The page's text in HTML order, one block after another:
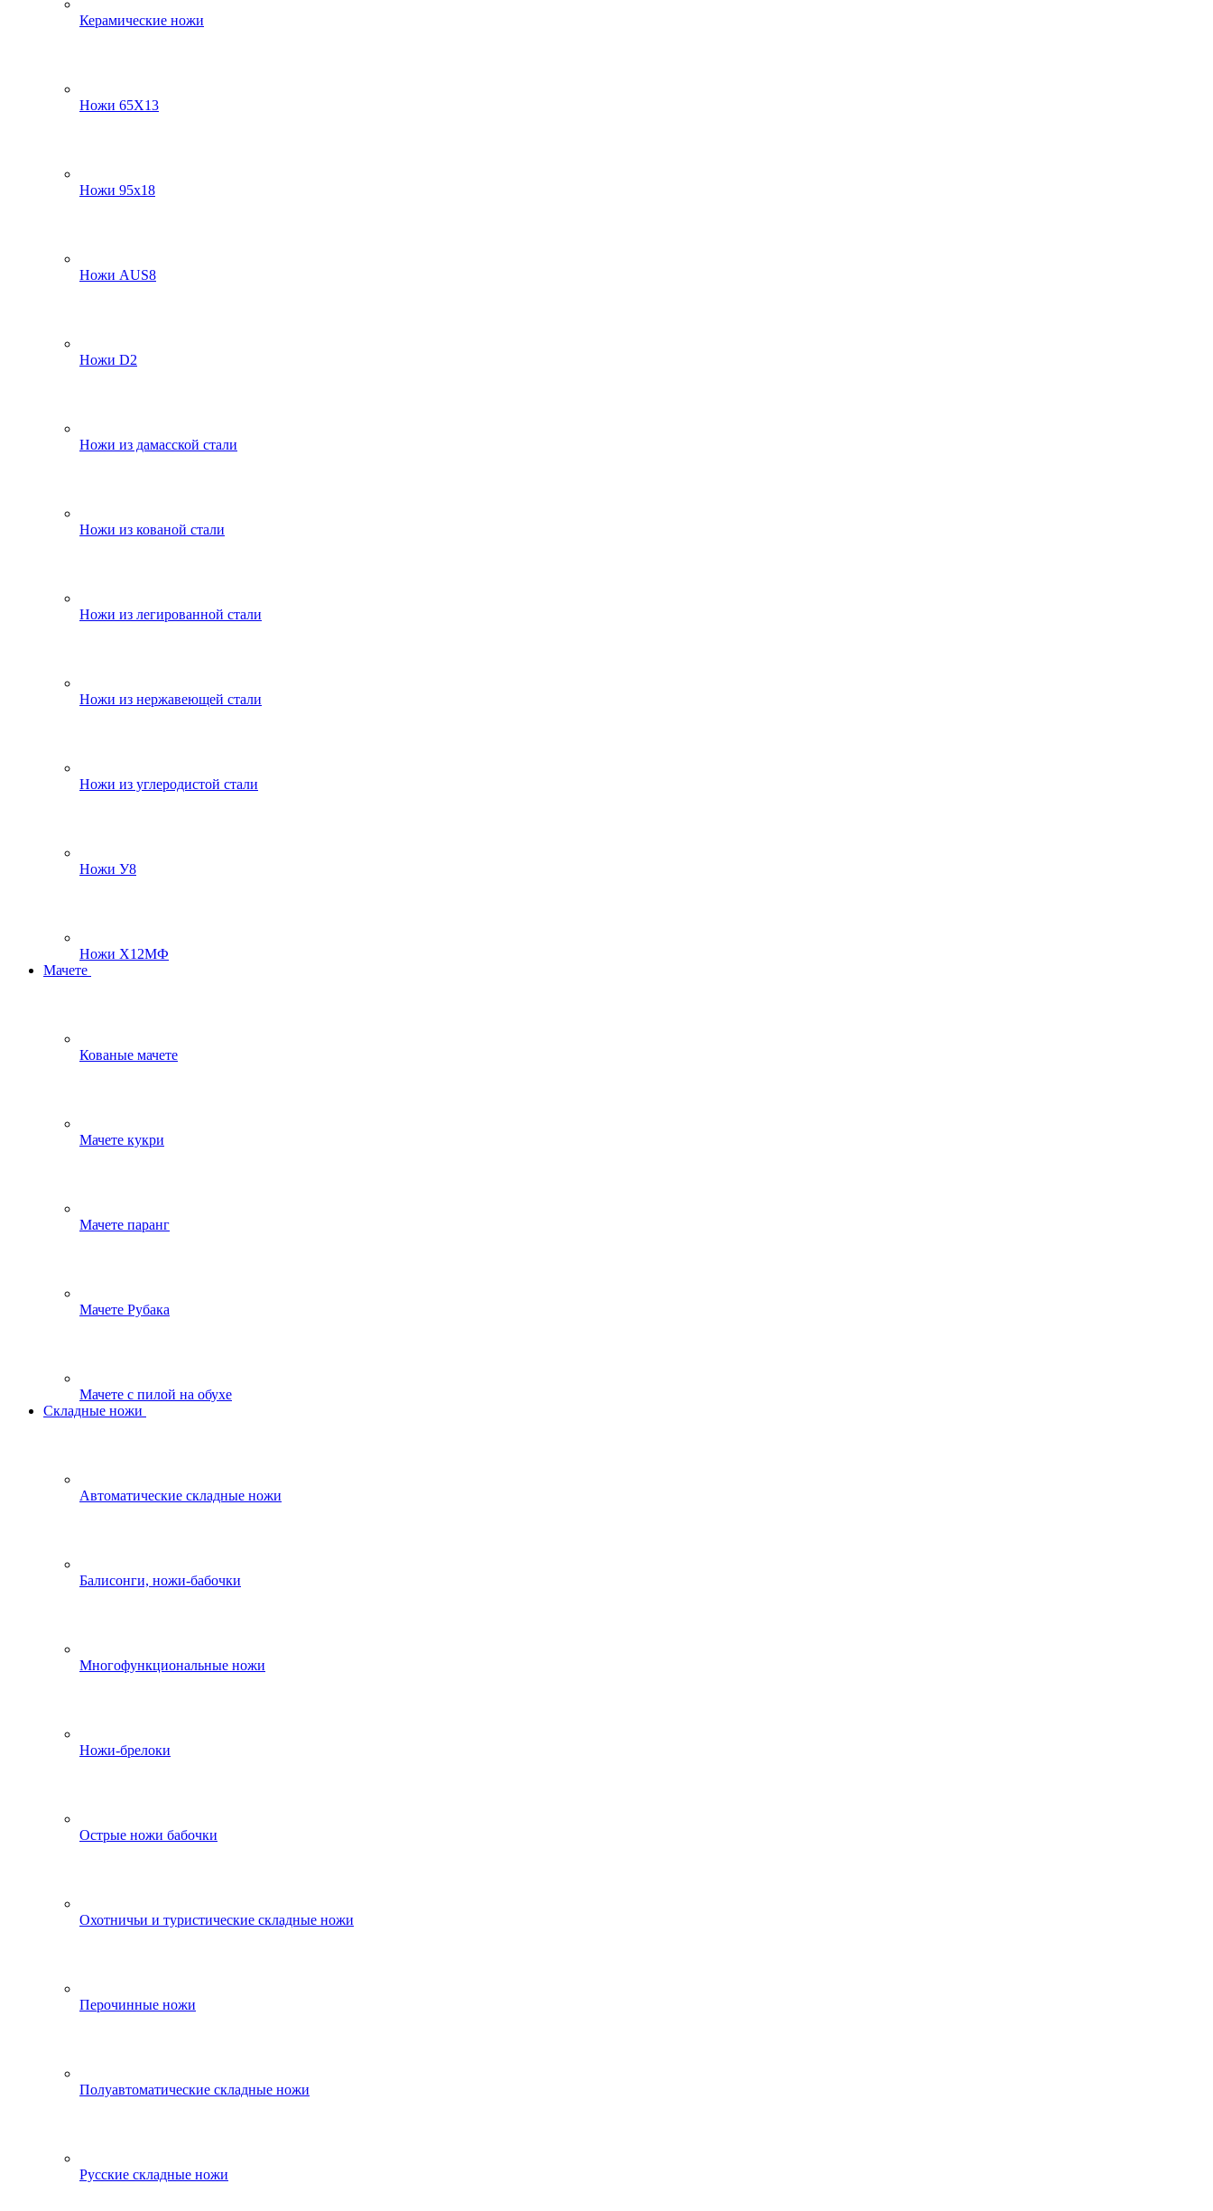
Керамические ножи
Ножи 65Х13
Ножи 95х18
Ножи AUS8
Ножи D2
Ножи из дамасской стали
Ножи из кованой стали
Ножи из легированной стали
Ножи из нержавеющей стали
Ножи из углеродистой стали
Ножи У8
Ножи Х12МФ
Мачете
Кованые мачете
Мачете кукри
Мачете паранг
Мачете Рубака
Мачете с пилой на обухе
Складные ножи
Автоматические складные ножи
Балисонги, ножи-бабочки
Многофункциональные ножи
Ножи-брелоки
Острые ножи бабочки
Охотничьи и туристические складные ножи
Перочинные ножи
Полуавтоматические складные ножи
Русские складные ножи